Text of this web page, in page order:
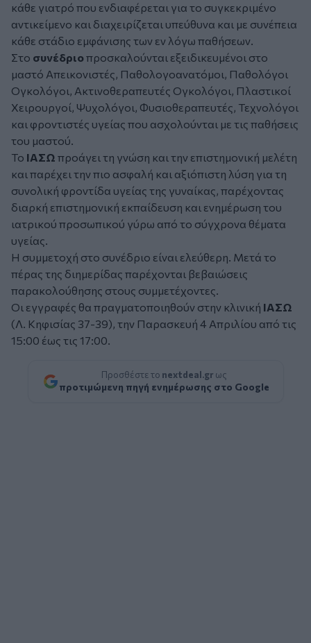
κάθε γιατρό που ενδιαφέρεται για το συγκεκριμένο
αντικείμενο και διαχειρίζεται υπεύθυνα και με συνέπεια
κάθε στάδιο εμφάνισης των εν λόγω παθήσεων.
Στο συνέδριοπροσκαλούνται εξειδικευμένοι στο
μαστό Απεικονιστές, Παθολογοανατόμοι, Παθολόγοι
Ογκολόγοι, Ακτινοθεραπευτές Ογκολόγοι, Πλαστικοί
Χειρουργοί, Ψυχολόγοι, Φυσιοθεραπευτές, Τεχνολόγοι
και φροντιστές υγείας που ασχολούνται με τις παθήσεις
του μαστού.
Το ΙΑΣΩ προάγει τη γνώση και την επιστημονική μελέτη
και παρέχει την πιο ασφαλή και αξιόπιστη λύση για τη
συνολική φροντίδα υγείας της γυναίκας, παρέχοντας
διαρκή επιστημονική εκπαίδευση και ενημέρωση του
ιατρικού προσωπικού γύρω από το σύγχρονα θέματα
υγείας.
Η συμμετοχή στο συνέδριο είναι ελεύθερη. Μετά το
πέρας της διημερίδας παρέχονται βεβαιώσεις
παρακολούθησης στους συμμετέχοντες.
Οι εγγραφές θα πραγματοποιηθούν στην κλινική ΙΑΣΩ
(Λ. Κηφισίας 37-39), την Παρασκευή 4 Απριλίου από τις
15:00 έως τις 17:00.
Προσθέστε το nextdeal.gr ως
προτιμώμενη πηγή ενημέρωσης στο Google